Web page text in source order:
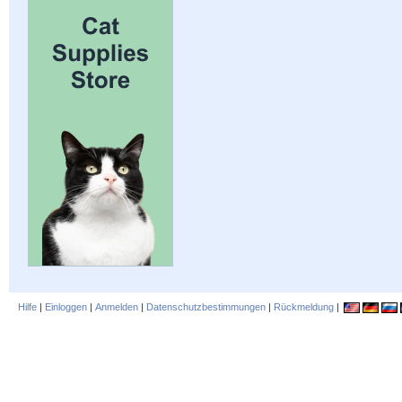
Hilfe | Einloggen | Anmelden | Datenschutzbestimmungen | Rückmeldung |